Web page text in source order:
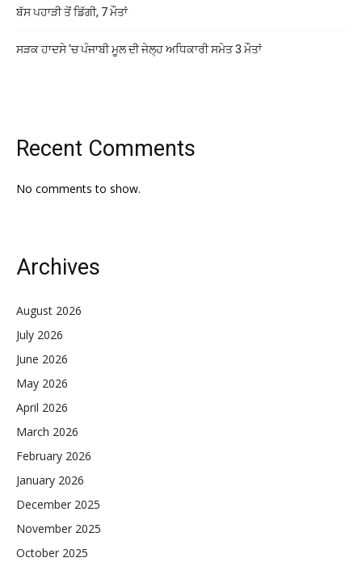
ਬੱਸ ਪਹਾੜੀ ਤੋਂ ਡਿੱਗੀ, 7 ਮੌਤਾਂ
ਸੜਕ ਹਾਦਸੇ ‘ਚ ਪੰਜਾਬੀ ਮੂਲ ਦੀ ਜੇਲ੍ਹ ਅਧਿਕਾਰੀ ਸਮੇਤ 3 ਮੌਤਾਂ
Recent Comments
No comments to show.
Archives
August 2026
July 2026
June 2026
May 2026
April 2026
March 2026
February 2026
January 2026
December 2025
November 2025
October 2025